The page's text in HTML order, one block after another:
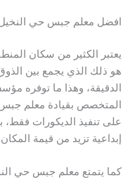
افضل معلم جبس حي
يعتبر الكثير من سكان
هو ذلك الذي يجمع بين الذوق
الدقيقة، وهذا ما توفره
المتخصص بقيادة معلم
على تنفيذ الديكورات فقط،
إبداعية تزيد من قيمة
كما يتمتع معلم جبس حي